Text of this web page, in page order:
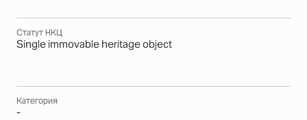
Статут НКЦ
Single immovable heritage object
Категория
-